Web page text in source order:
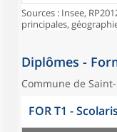
Sources : Insee,
principales,
Diplômes -
Commune de
FOR T1 -